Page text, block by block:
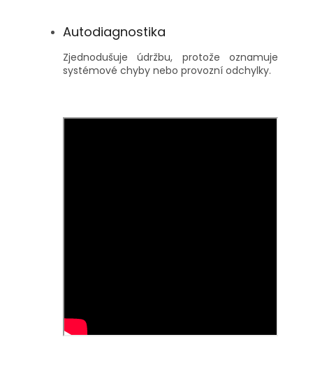
Autodiagnostika
Zjednodušuje údržbu, protože oznamuje
systémové chyby nebo provozní odchylky.